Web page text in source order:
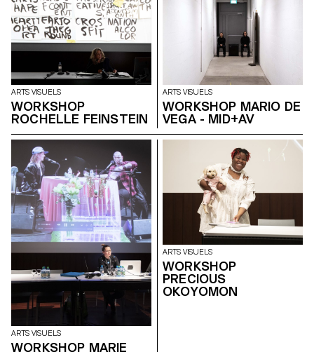
ARTS VISUELS
WORKSHOP
ROCHELLE FEINSTEIN
ARTS VISUELS
WORKSHOP MARIO DE
VEGA - MID+AV
ARTS VISUELS
WORKSHOP MARIE
ARTS VISUELS
WORKSHOP
PRECIOUS
OKOYOMON